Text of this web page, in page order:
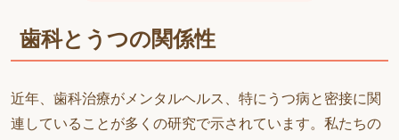
歯科とうつの関係性
近年、歯科治療がメンタルヘルス、特にうつ病と密接に関
連していることが多くの研究で示されています。私たちの